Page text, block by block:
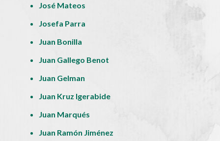
José Mateos
Josefa Parra
Juan Bonilla
Juan Gallego Benot
Juan Gelman
Juan Kruz Igerabide
Juan Marqués
Juan Ramón Jiménez